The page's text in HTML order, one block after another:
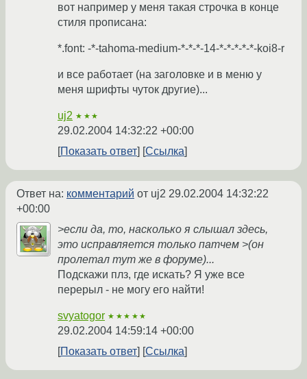
вот например у меня такая строчка в конце
стиля прописана:
*.font: -*-tahoma-medium-*-*-*-14-*-*-*-*-*-koi8-r
и все работает (на заголовке и в меню у
меня шрифты чуток другие)...
uj2 ★★★
29.02.2004 14:32:22 +00:00
Показать ответ
Ссылка
Ответ на: комментарий от uj2 29.02.2004 14:32:22
+00:00
>если да, то, насколько я слышал здесь,
это исправляется только патчем >(он
пролетал тут же в форуме)...
Подскажи плз, где искать? Я уже все
перерыл - не могу его найти!
svyatogor ★★★★★
29.02.2004 14:59:14 +00:00
Показать ответ
Ссылка